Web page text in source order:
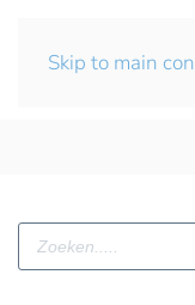
Skip to main
Producten
zoeken